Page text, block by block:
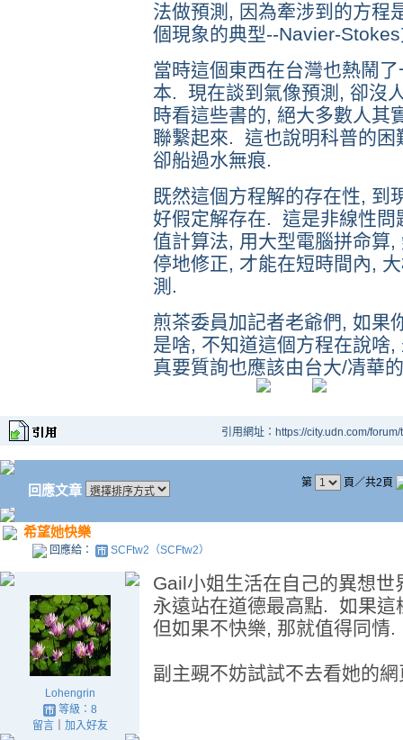
法做預測, 因為牽涉到的方程
個現象的典型--Navier-
當時這個東西在台灣也熱鬧
本. 現在談到氣像預測, 卻沒
時看這些書的, 絕大多數人其
聯繫起來. 這也說明科普的
卻船過水無痕.
既然這個方程解的存在性, 到
好假定解存在. 這是非線性問
值計算法, 用大型電腦拼命算
停地修正, 才能在短時間內,
測.
煎茶委員加記者老爺們, 如果
是啥, 不知道這個方程在說啥
真要質詢也應該由台大/凊華
引用網址：https://city.udn.com/
回應文章 第 頁／共2頁
希望她快樂
回應給： SCFtw2（SCFtw2）
Lohengrin
等級：8
留言｜ 加入好友
Gail小姐生活在自己的異想
永遠站在道德最高點. 如果這
但如果不快樂, 那就值得同情.
副主覡不妨試試不去看她的網